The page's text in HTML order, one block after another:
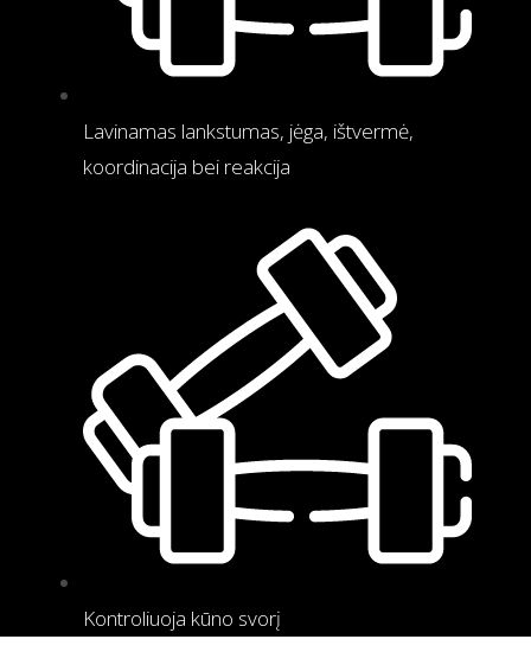
Lavinamas lankstumas, jėga, ištvermė,
koordinacija bei reakcija
Kontroliuoja kūno svorį